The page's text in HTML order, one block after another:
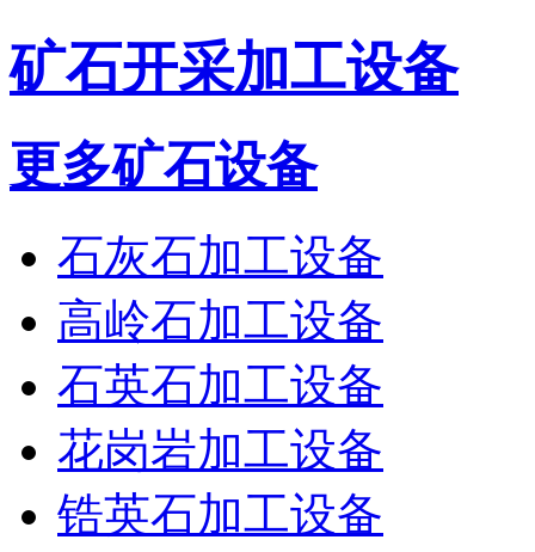
矿石开采加工设备
更多矿石设备
石灰石加工设备
高岭石加工设备
石英石加工设备
花岗岩加工设备
锆英石加工设备